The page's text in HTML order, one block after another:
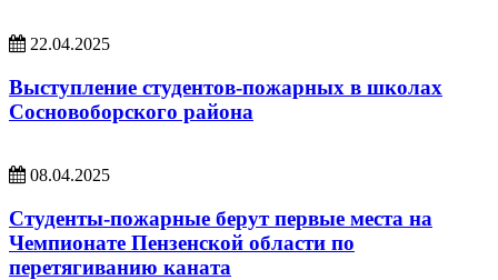
22.04.2025
Выступление студентов-пожарных в школах
Сосновоборского района
08.04.2025
Студенты-пожарные берут первые места на
Чемпионате Пензенской области по
перетягиванию каната